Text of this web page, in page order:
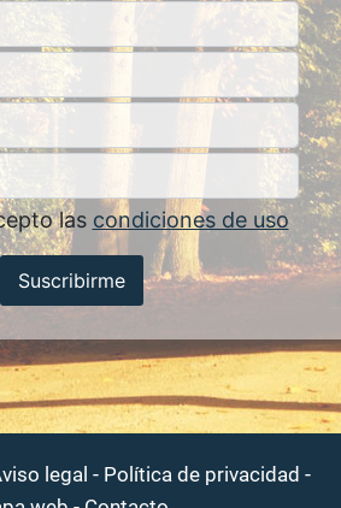
las condiciones de uso
Suscribirme
legal - Política de privacidad -